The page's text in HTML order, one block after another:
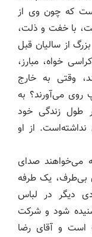
که چون وی از
با خفت و ذلت،
از سالیان قبل
خواه، مبارز،
وقتی به خارج
روی می‌آورند؟ به
طول زندگی خود
از او
می‌خواهند صدای
بی‌طرف، یک طرفه
دیگر در لباس
شود و شرکت
است و آقای رضا